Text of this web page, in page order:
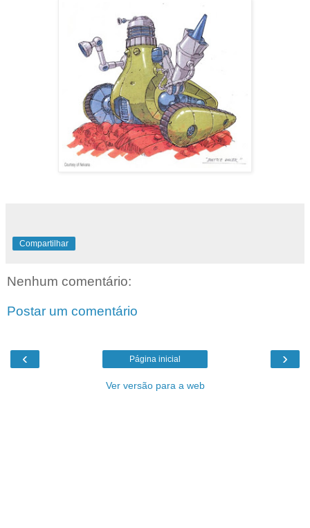
Compartilhar
Nenhum comentário:
Postar um comentário
‹ ›
Página inicial
Ver versão para a web